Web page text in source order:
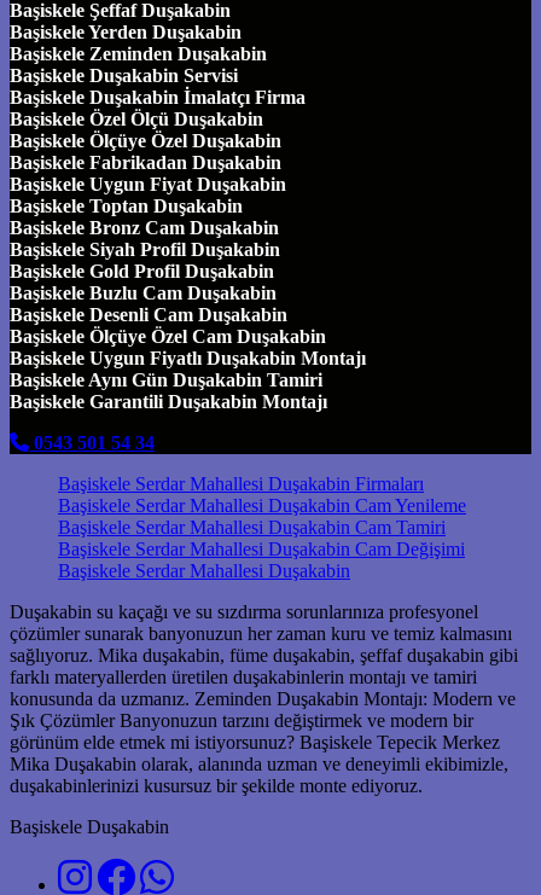
Başiskele Şeffaf Duşakabin
Başiskele Yerden Duşakabin
Başiskele Zeminden Duşakabin
Başiskele Duşakabin Servisi
Başiskele Duşakabin İmalatçı Firma
Başiskele Özel Ölçü Duşakabin
Başiskele Ölçüye Özel Duşakabin
Başiskele Fabrikadan Duşakabin
Başiskele Uygun Fiyat Duşakabin
Başiskele Toptan Duşakabin
Başiskele Bronz Cam Duşakabin
Başiskele Siyah Profil Duşakabin
Başiskele Gold Profil Duşakabin
Başiskele Buzlu Cam Duşakabin
Başiskele Desenli Cam Duşakabin
Başiskele Ölçüye Özel Cam Duşakabin
Başiskele Uygun Fiyatlı Duşakabin Montajı
Başiskele Aynı Gün Duşakabin Tamiri
Başiskele Garantili Duşakabin Montajı
0543 501 54 34
Başiskele Serdar Mahallesi Duşakabin Firmaları
Başiskele Serdar Mahallesi Duşakabin Cam Yenileme
Başiskele Serdar Mahallesi Duşakabin Cam Tamiri
Başiskele Serdar Mahallesi Duşakabin Cam Değişimi
Başiskele Serdar Mahallesi Duşakabin
Duşakabin su kaçağı ve su sızdırma sorunlarınıza profesyonel
çözümler sunarak banyonuzun her zaman kuru ve temiz kalmasını
sağlıyoruz. Mika duşakabin, füme duşakabin, şeffaf duşakabin gibi
farklı materyallerden üretilen duşakabinlerin montajı ve tamiri
konusunda da uzmanız. Zeminden Duşakabin Montajı: Modern ve
Şık Çözümler Banyonuzun tarzını değiştirmek ve modern bir
görünüm elde etmek mi istiyorsunuz? Başiskele Tepecik Merkez
Mika Duşakabin olarak, alanında uzman ve deneyimli ekibimizle,
duşakabinlerinizi kusursuz bir şekilde monte ediyoruz.
Başiskele Duşakabin